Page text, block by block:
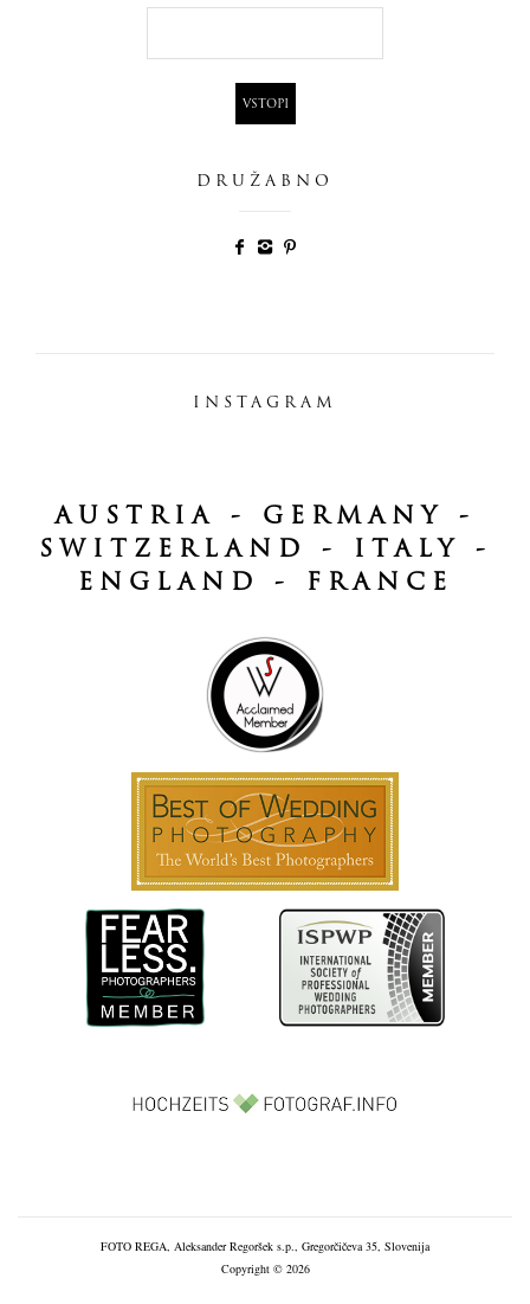
DRUŽABNO
INSTAGRAM
AUSTRIA - GERMANY -
SWITZERLAND - ITALY -
ENGLAND - FRANCE
FOTO REGA, Aleksander Regoršek s.p., Gregorčičeva 35, Slovenija
Copyright © 2026